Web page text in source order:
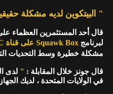
" البيتكوين لديه مشكلة
قال أحد المستثمرين العظماء
لبرنامج Squawk Box على قناة CNBC
مشكلة خطيرة وسط التحديات
قال جونز خلال المقابلة : " لدى
في الولايات المتحدة ، لديك